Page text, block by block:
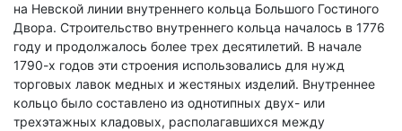
на Невской линии внутреннего кольца Большого Гостиного
Двора. Строительство внутреннего кольца началось в 1776
году и продолжалось более трех десятилетий. В начале
1790-х годов эти строения использовались для нужд
торговых лавок медных и жестяных изделий. Внутреннее
кольцо было составлено из однотипных двух- или
трехэтажных кладовых, располагавшихся между